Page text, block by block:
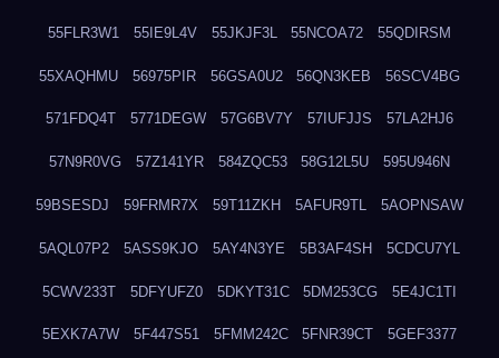
55FLR3W1 55IE9L4V 55JKJF3L 55NCOA72 55QDIRSM
55XAQHMU 56975PIR 56GSA0U2 56QN3KEB 56SCV4BG
571FDQ4T 5771DEGW 57G6BV7Y 57IUFJJS 57LA2HJ6
57N9R0VG 57Z141YR 584ZQC53 58G12L5U 595U946N
59BSESDJ 59FRMR7X 59T11ZKH 5AFUR9TL 5AOPNSAW
5AQL07P2 5ASS9KJO 5AY4N3YE 5B3AF4SH 5CDCU7YL
5CWV233T 5DFYUFZ0 5DKYT31C 5DM253CG 5E4JC1TI
5EXK7A7W 5F447S51 5FMM242C 5FNR39CT 5GEF3377